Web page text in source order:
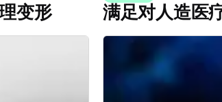
变形 满足对人造医